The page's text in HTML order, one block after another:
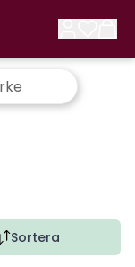
Sortera